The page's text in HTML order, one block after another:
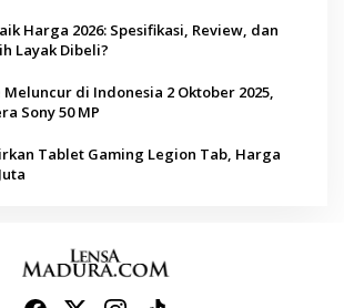
Harga 2026: Spesifikasi, Review, dan
Layak Dibeli?
Meluncur di Indonesia 2 Oktober 2025,
Sony 50 MP
Tablet Gaming Legion Tab, Harga